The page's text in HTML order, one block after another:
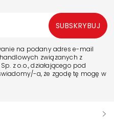
na podany adres e-mail
związanych z
z o.o., działającego pod
a, że zgodę tę mogę w
SUBSKRYBUJ